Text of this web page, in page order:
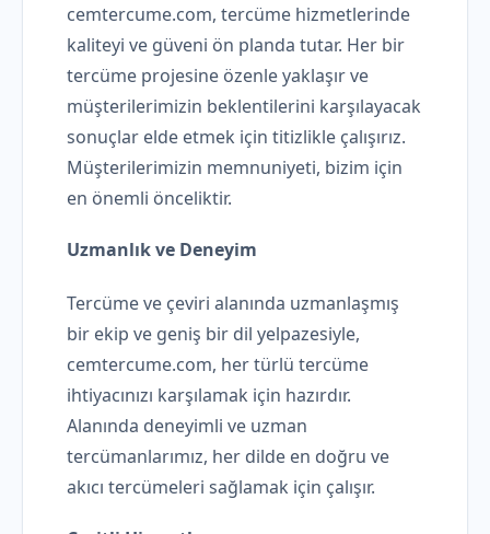
cemtercume.com, tercüme hizmetlerinde
kaliteyi ve güveni ön planda tutar. Her bir
tercüme projesine özenle yaklaşır ve
müşterilerimizin beklentilerini karşılayacak
sonuçlar elde etmek için titizlikle çalışırız.
Müşterilerimizin memnuniyeti, bizim için
en önemli önceliktir.
Uzmanlık ve Deneyim
Tercüme ve çeviri alanında uzmanlaşmış
bir ekip ve geniş bir dil yelpazesiyle,
cemtercume.com, her türlü tercüme
ihtiyacınızı karşılamak için hazırdır.
Alanında deneyimli ve uzman
tercümanlarımız, her dilde en doğru ve
akıcı tercümeleri sağlamak için çalışır.